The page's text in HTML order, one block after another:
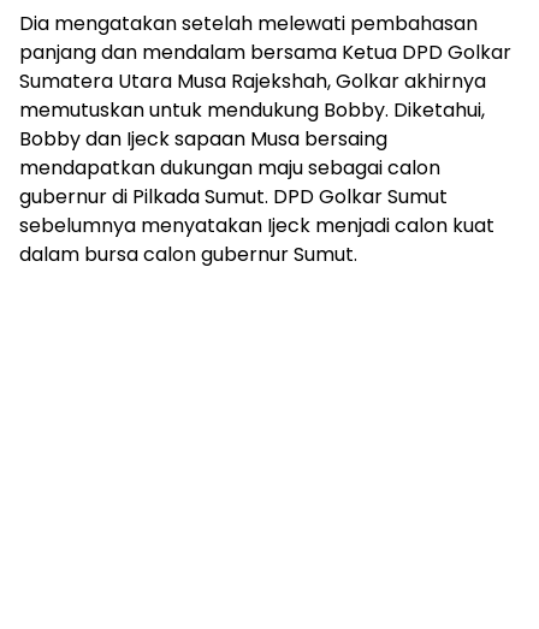
Dia mengatakan setelah melewati pembahasan
panjang dan mendalam bersama Ketua DPD Golkar
Sumatera Utara Musa Rajekshah, Golkar akhirnya
memutuskan untuk mendukung Bobby. Diketahui,
Bobby dan Ijeck sapaan Musa bersaing
mendapatkan dukungan maju sebagai calon
gubernur di Pilkada Sumut. DPD Golkar Sumut
sebelumnya menyatakan Ijeck menjadi calon kuat
dalam bursa calon gubernur Sumut.